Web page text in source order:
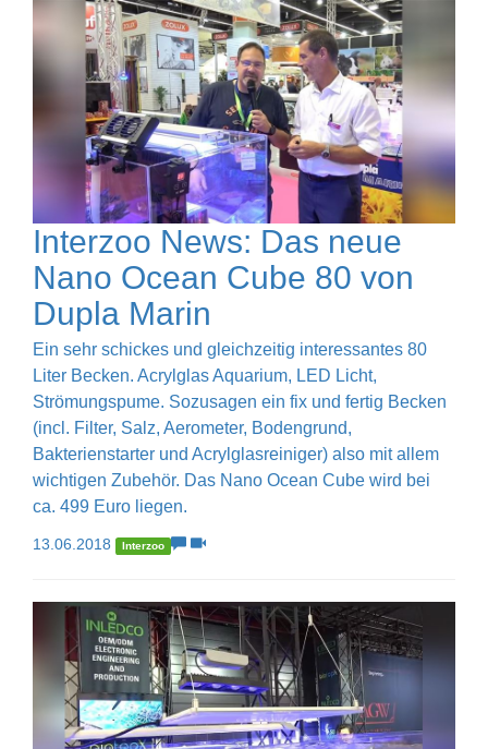
Interzoo News: Das neue
Nano Ocean Cube 80 von
Dupla Marin
Ein sehr schickes und gleichzeitig interessantes 80
Liter Becken. Acrylglas Aquarium, LED Licht,
Strömungspume. Sozusagen ein fix und fertig Becken
(incl. Filter, Salz, Aerometer, Bodengrund,
Bakterienstarter und Acrylglasreiniger) also mit allem
wichtigen Zubehör. Das Nano Ocean Cube wird bei
ca. 499 Euro liegen.
13.06.2018 Interzoo